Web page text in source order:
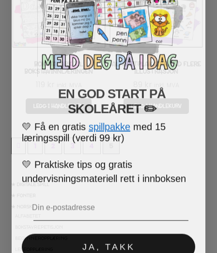
BEGYNNEROPPLÆRING
LESEOPPLÆRING
BOKSTAVARK TIL
BOKSTAVINNLÆRINGEN
LEGG I HANDLEKURV
ALFABETPLAKATER MED FLERE
ILLUSTRASJON
LEGG I HANDLEKURV
3
EN GOD START PÅ
SKOLEÅRET​ ✏️
💛 Få en gratis spillpakke med 15
læringsspill (verdi 99 kr)
💛 Praktiske tips og gratis
undervisningsmateriell rett i innboksen
JA, TAKK